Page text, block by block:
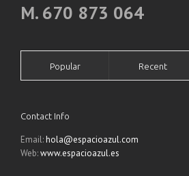
M. 670 873 064
Popular Recent
Contact Info
Email:hola@espacioazul.com
Web:www.espacioazul.es